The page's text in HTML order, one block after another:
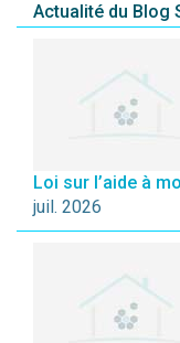
Actualité du Blog
Loi sur l’aide à
juil. 2026